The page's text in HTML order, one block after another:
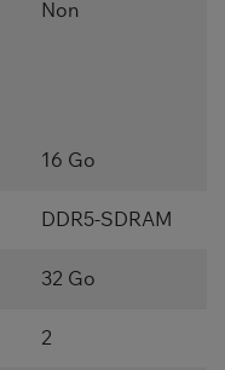
Non
16 Go
DDR5-SDRAM
32 Go
2